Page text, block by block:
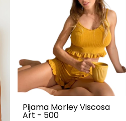
Pijama Morley Viscosa
Art - 500